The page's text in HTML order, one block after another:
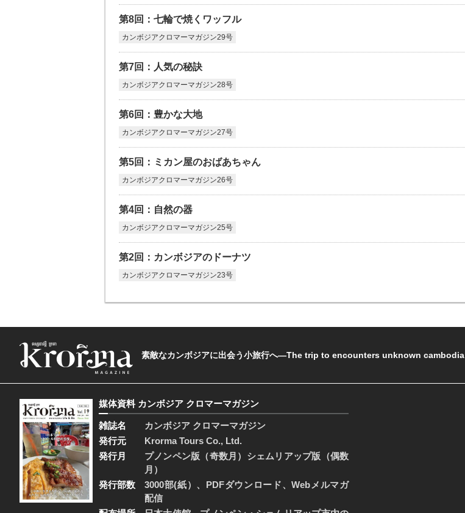
第8回：七輪で焼くワッフル
カンボジアクロマーマガジン29号
第7回：人気の秘訣
カンボジアクロマーマガジン28号
第6回：豊かな大地
カンボジアクロマーマガジン27号
第5回：ミカン屋のおばあちゃん
カンボジアクロマーマガジン26号
第4回：自然の器
カンボジアクロマーマガジン25号
第2回：カンボジアのドーナツ
カンボジアクロマーマガジン23号
素敵なカンボジアに出会う小旅行へ―The trip to encounters unknown cambodia
媒体資料 カンボジア クロマーマガジン
雑誌名
カンボジア クロマーマガジン
発行元
Krorma Tours Co., Ltd.
発行月
プノンペン版（奇数月）シェムリアップ版（偶数
月）
発行部数
3000部(紙）、PDFダウンロード、Webメルマガ
配信